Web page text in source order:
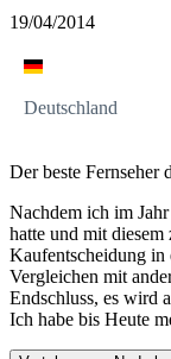
19/04/2014
Deutschland
Der beste Fernseher
Nachdem ich im
hatte und mit
Kaufentscheidung in
Vergleichen mit
Endschluss, es wird
Ich habe bis Heute